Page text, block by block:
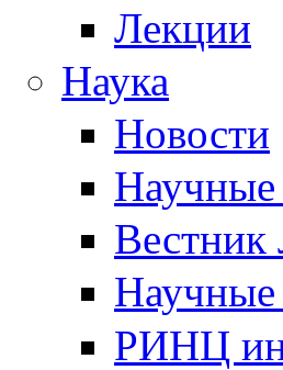
Лекции
Наука
Новости
Научные
Вестник
Научные
РИНЦ